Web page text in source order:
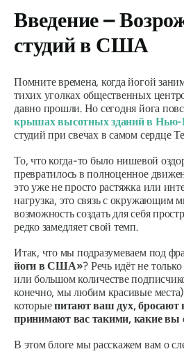
Введение –
студий в США
Помните времена, когда йогой
тихих уголках общественных
давно прошли. Но сегодня йога
крышах высотных зданий в Нью-
студий при свечах в самом сердце
То, что когда-то было нишевой
превратилось в полноценное
это уже не просто растяжка или
нагрузка, это связь с окружающим
возможность создать для себя
редко замедляет свой темп.
Итак, что мы подразумеваем под
йоги в США»? Речь идёт не
или большом количестве
конечно, мы любим красивые
которыепитают ваш дух, бросают
принимают вас такими, какие вы
В этом блоге мы расскажем вам о